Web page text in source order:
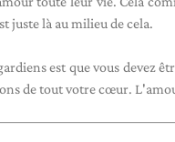
juste là au milieu de cela.
est que vous devez
de tout votre cœur.